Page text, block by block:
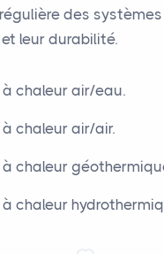
des
leur durabilité.
chaleur air/eau.
chaleur air/air.
chaleur
chaleur